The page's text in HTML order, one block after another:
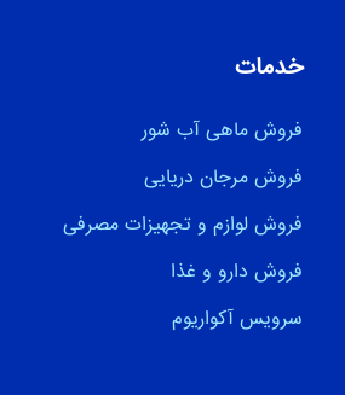
خدمات
فروش ماهی آب شور
فروش مرجان دریایی
فروش لوازم و تجهیزات مصرفی
فروش دارو و غذا
سرویس آکواریوم